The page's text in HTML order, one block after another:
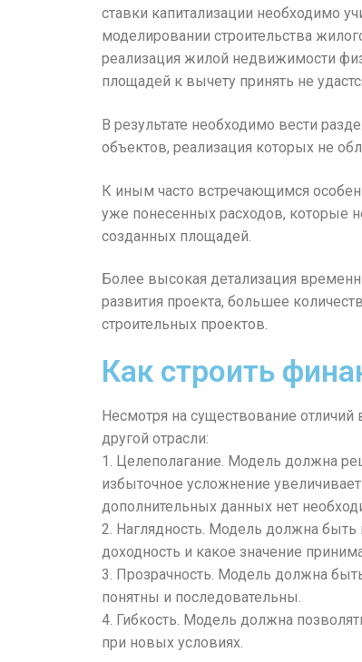
ставки капитализации необходимо
моделировании строительства
реализация жилой недвижимости
площадей к вычету принять не
В результате необходимо вести
объектов, реализация которых не
К иным часто встречающимся
уже понесенных расходов, которые
созданных площадей.
Более высокая детализация
развития проекта, большее
строительных проектов.
Как строить
Несмотря на существование
другой отрасли:
1. Целеполагание. Модель должна
избыточное усложнение
дополнительных данных нет
2. Наглядность. Модель должна
доходность и какое значение
3. Прозрачность. Модель должна
понятны и последовательны.
4. Гибкость. Модель должна
при новых условиях.